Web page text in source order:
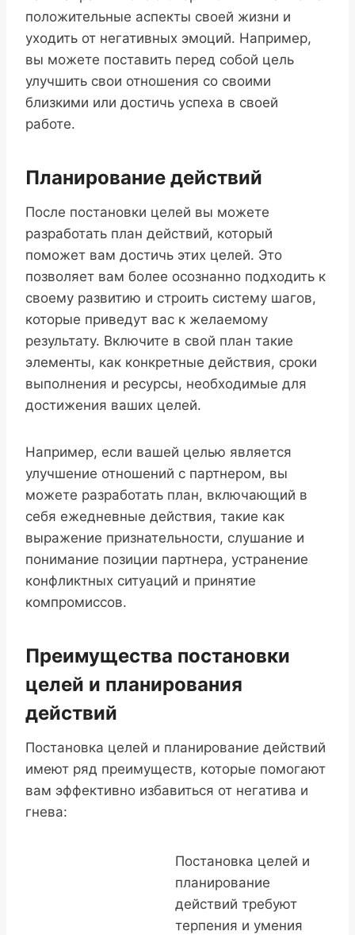
положительные аспекты своей жизни и
уходить от негативных эмоций. Например,
вы можете поставить перед собой цель
улучшить свои отношения со своими
близкими или достичь успеха в своей
работе.
Планирование действий
После постановки целей вы можете
разработать план действий, который
поможет вам достичь этих целей. Это
позволяет вам более осознанно подходить к
своему развитию и строить систему шагов,
которые приведут вас к желаемому
результату. Включите в свой план такие
элементы, как конкретные действия, сроки
выполнения и ресурсы, необходимые для
достижения ваших целей.
Например, если вашей целью является
улучшение отношений с партнером, вы
можете разработать план, включающий в
себя ежедневные действия, такие как
выражение признательности, слушание и
понимание позиции партнера, устранение
конфликтных ситуаций и принятие
компромиссов.
Преимущества постановки
целей и планирования
действий
Постановка целей и планирование действий
имеют ряд преимуществ, которые помогают
вам эффективно избавиться от негатива и
гнева:
Постановка целей и
планирование
действий требуют
терпения и умения